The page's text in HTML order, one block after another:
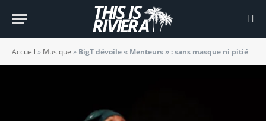
Accueil » Musique » BigT dévoile « Menteurs » : sans masque ni pitié